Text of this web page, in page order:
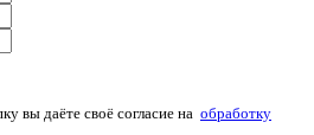
вы даёте своё согласие на обработку